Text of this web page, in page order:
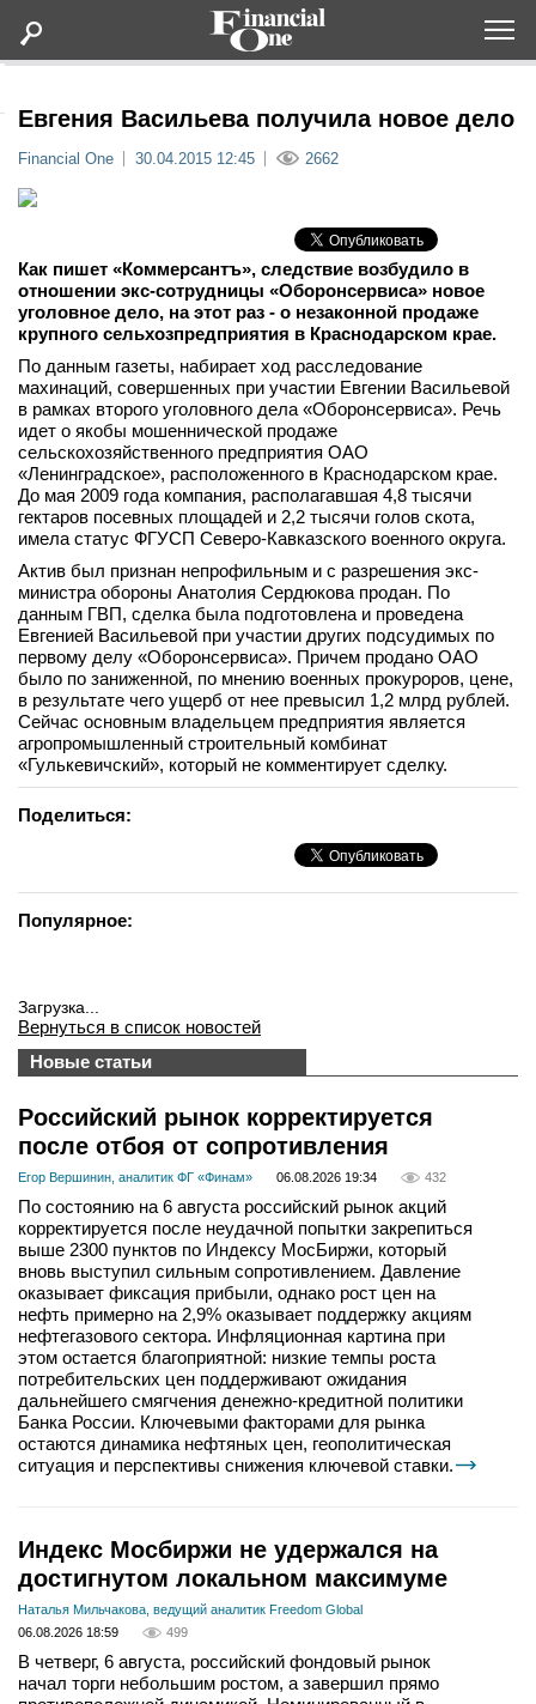
Lifestyle
Мероприятия
Новости
Интервью
телеграм
Стать автором
Вход
Евгения Васильева получила новое дело
Financial One 30.04.2015 12:45 2662
Как пишет «Коммерсантъ», следствие возбудило в
отношении экс-сотрудницы «Оборонсервиса» новое
уголовное дело, на этот раз ­- о незаконной продаже
крупного сельхозпредприятия в Краснодарском крае.
По данным газеты, набирает ход расследование
махинаций, совершенных при участии Евгении Васильевой
в рамках второго уголовного дела «Оборонсервиса». Речь
идет о якобы мошеннической продаже
сельскохозяйственного предприятия ОАО
«Ленинградское», расположенного в Краснодарском крае.
До мая 2009 года компания, располагавшая 4,8 тысячи
гектаров посевных площадей и 2,2 тысячи голов скота,
имела статус ФГУСП Северо-Кавказского военного округа.
Актив был признан непрофильным и с разрешения экс-
министра обороны Анатолия Сердюкова продан. По
данным ГВП, сделка была подготовлена и проведена
Евгенией Васильевой при участии других подсудимых по
первому делу «Оборонсервиса». Причем продано ОАО
было по заниженной, по мнению военных прокуроров, цене,
в результате чего ущерб от нее превысил 1,2 млрд рублей.
Сейчас основным владельцем предприятия является
агропромышленный строительный комбинат
«Гулькевичский», который не комментирует сделку.
Поделиться:
Популярное:
Загрузка...
Вернуться в список новостей
Новые статьи
Российский рынок корректируется
после отбоя от сопротивления
Егор Вершинин, аналитик ФГ «Финам» 06.08.2026 19:34 432
По состоянию на 6 августа российский рынок акций
корректируется после неудачной попытки закрепиться
выше 2300 пунктов по Индексу МосБиржи, который
вновь выступил сильным сопротивлением. Давление
оказывает фиксация прибыли, однако рост цен на
нефть примерно на 2,9% оказывает поддержку акциям
нефтегазового сектора. Инфляционная картина при
этом остается благоприятной: низкие темпы роста
потребительских цен поддерживают ожидания
дальнейшего смягчения денежно-кредитной политики
Банка России. Ключевыми факторами для рынка
остаются динамика нефтяных цен, геополитическая
ситуация и перспективы снижения ключевой ставки.
Индекс Мосбиржи не удержался на
достигнутом локальном максимуме
Наталья Мильчакова, ведущий аналитик Freedom Global
06.08.2026 18:59
499
В четверг, 6 августа, российский фондовый рынок
начал торги небольшим ростом, а завершил прямо